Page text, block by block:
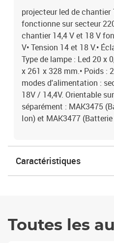
projecteur led de chantier
fonctionne sur secteur
chantier 14,4 V et 18 V
V• Tension 14 et 18 V.•
Type de lampe : Led 20 x
x 261 x 328 mm.• Poids :
modes d'alimentation :
18V / 14,4V. Orientable
séparément : MAK3475
Ion) et MAK3477
Caractéristiques
Toutes les